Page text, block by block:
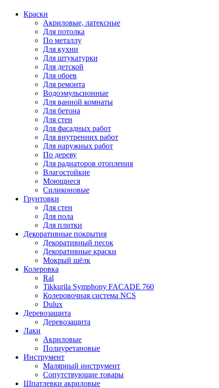
Краски
Акриловые, латексные
Для потолка
По металлу
Для кухни
Для штукатурки
Для детской
Для обоев
Для ремонта
Водоэмульсионные
Для ванной комнаты
Для бетона
Для стен
Для фасадных работ
Для внутренних работ
Для наружных работ
По дереву
Для радиаторов отопления
Влагостойкие
Моющиеся
Силиконовые
Грунтовки
Для стен
Для пола
Для плитки
Декоративные покрытия
Декоративный песок
Декоративные краски
Мокрый шёлк
Колеровка
Ral
Tikkurila Symphony FACADE 760
Колеровочная система NCS
Dulux
Деревозащита
Деревозащита
Лаки
Акриловые
Полиуретановые
Инструмент
Малярный инструмент
Сопутствующие товары
Шпатлевки акриловые